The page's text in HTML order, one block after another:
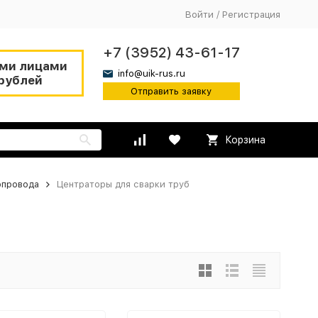
Войти / Регистрация
лицами
+7 (3952) 43-61-17
info@uik-rus.ru
Отправить заявку
Корзина
Центраторы для сварки труб